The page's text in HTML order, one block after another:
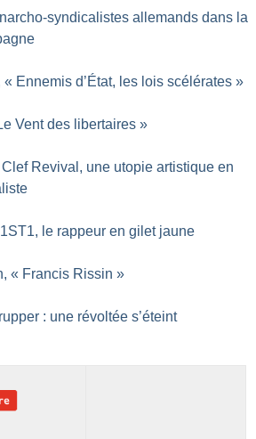
syndicalistes allemands dans la
« Ennemis d’État, les lois scélérates »
Vent des libertaires »
Revival, une utopie artistique en
le rappeur en gilet jaune
« Francis Rissin »
: une révoltée s’éteint